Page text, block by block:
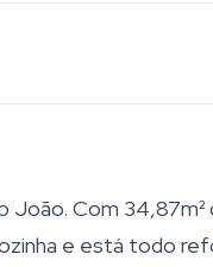
Com 34,87m²
e está todo